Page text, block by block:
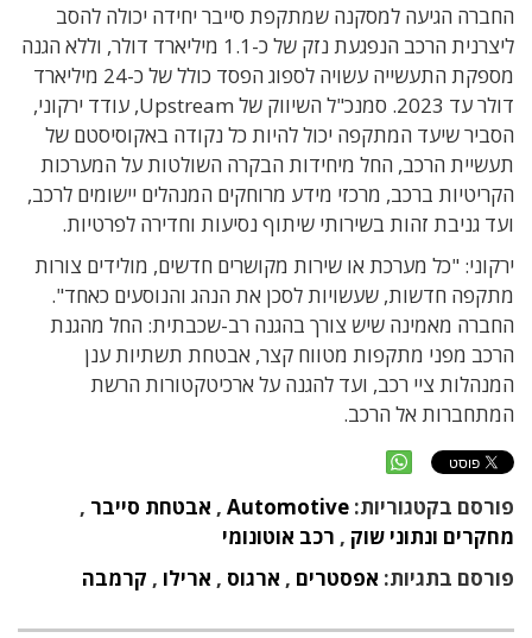
החברה הגיעה למסקנה שמתקפת סייבר יחידה יכולה להסב
ליצרנית הרכב הנפגעת נזק של כ-1.1 מיליארד דולר, וללא הגנה
מספקת התעשייה עשויה לספוג הפסד כולל של כ-24 מיליארד
דולר עד 2023. סמנכ"ל השיווק של Upstream, עודד ירקוני,
הסביר שיעד המתקפה יכול להיות כל נקודה באקוסיסטם של
תעשיית הרכב, החל מיחידות הבקרה השולטות על המערכות
הקריטיות ברכב, מרכזי מידע מרוחקים המנהלים יישומים לרכב,
ועד גניבת זהות בשירותי שיתוף נסיעות וחדירה לפרטיות.
ירקוני: "כל מערכת או שירות מקושרים חדשים, מולידים צורות
מתקפה חדשות, שעשויות לסכן את הנהג והנוסעים כאחד".
החברה מאמינה שיש צורך בהגנה רב-שכבתית: החל מהגנת
הרכב מפני מתקפות מטווח קצר, אבטחת תשתיות ענן
המנהלות ציי רכב, ועד להגנה על ארכיטקטורות הרשת
המתחברות אל הרכב.
פורסם בקטגוריות: Automotive
, אבטחת סייבר ,
מחקרים ונתוני שוק , רכב אוטונומי
פורסם בתגיות: אפסטרים , ארגוס , ארילו , קרמבה